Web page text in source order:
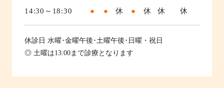
14:30～18:30
● ● 休 ● 休 休 休
休診日 水曜･金曜午後･土曜午後･日曜・祝日
◎ 土曜は13:00まで診療となります